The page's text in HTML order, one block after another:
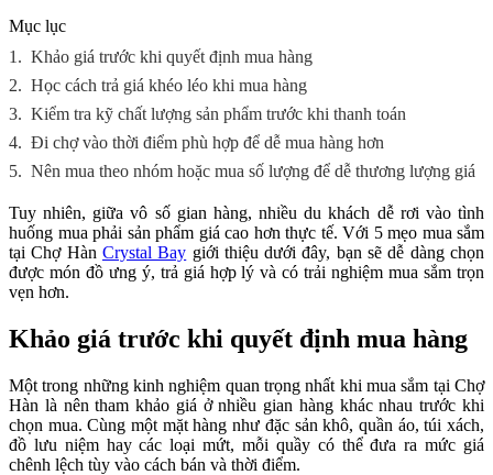
Mục lục
1. Khảo giá trước khi quyết định mua hàng
2. Học cách trả giá khéo léo khi mua hàng
3. Kiểm tra kỹ chất lượng sản phẩm trước khi thanh toán
4. Đi chợ vào thời điểm phù hợp để dễ mua hàng hơn
5. Nên mua theo nhóm hoặc mua số lượng để dễ thương lượng giá
Tuy nhiên, giữa vô số gian hàng, nhiều du khách dễ rơi vào tình
huống mua phải sản phẩm giá cao hơn thực tế. Với 5 mẹo mua sắm
tại Chợ Hàn Crystal Bay giới thiệu dưới đây, bạn sẽ dễ dàng chọn
được món đồ ưng ý, trả giá hợp lý và có trải nghiệm mua sắm trọn
vẹn hơn.
Khảo giá trước khi quyết định mua hàng
Một trong những kinh nghiệm quan trọng nhất khi mua sắm tại Chợ
Hàn là nên tham khảo giá ở nhiều gian hàng khác nhau trước khi
chọn mua. Cùng một mặt hàng như đặc sản khô, quần áo, túi xách,
đồ lưu niệm hay các loại mứt, mỗi quầy có thể đưa ra mức giá
chênh lệch tùy vào cách bán và thời điểm.